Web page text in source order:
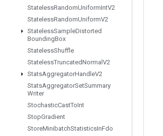
StatelessRandomUniformIntV2
StatelessRandomUniformV2
StatelessSampleDistorted
BoundingBox
StatelessShuffle
StatelessTruncatedNormal V2
StatsAggregatorHandleV2
StatsAggregatorSetSummary
Writer
StochasticCastToInt
StopGradient
StoreMinibatchStatisticsInFdo